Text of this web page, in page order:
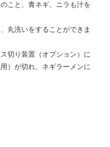
こと、青ネギ、ニラも汁を
丸洗いをすることができま
切り装置（オプション）に
）が切れ、ネギラーメンに